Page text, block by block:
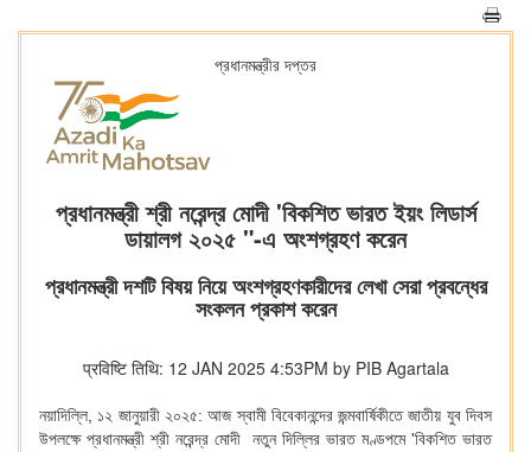
প্রধানমন্ত্রীর দপ্তর
প্রধানমন্ত্রী শ্রী নরেন্দ্র মোদী 'বিকশিত ভারত ইয়ং লিডার্স
ডায়ালগ ২০২৫ "-এ অংশগ্রহণ করেন
প্রধানমন্ত্রী দশটি বিষয় নিয়ে অংশগ্রহণকারীদের লেখা সেরা প্রবন্ধের
সংকলন প্রকাশ করেন
प्रविष्टि तिथि: 12 JAN 2025 4:53PM by PIB Agartala
নয়াদিল্লি, ১২ জানুয়ারী ২০২৫: আজ স্বামী বিবেকানন্দের জন্মবার্ষিকীতে জাতীয় যুব দিবস
উপলক্ষে প্রধানমন্ত্রী শ্রী নরেন্দ্র মোদী নতুন দিল্লির ভারত মণ্ডপমে 'বিকশিত ভারত